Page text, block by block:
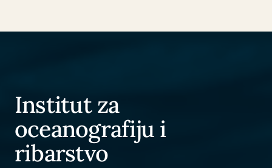
Institut za
oceanografiju i
ribarstvo